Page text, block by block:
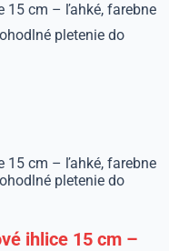
15 cm – ľahké, farebne
pletenie do
15 cm – ľahké, farebne
pletenie do
ihlice 15 cm –